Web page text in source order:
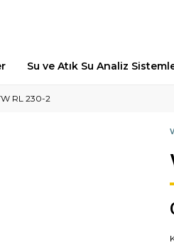
Su ve Atık Su Analiz
RL 230-2